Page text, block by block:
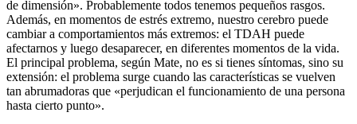
de dimensión». Probablemente todos tenemos pequeños rasgos.
Además, en momentos de estrés extremo, nuestro cerebro puede
cambiar a comportamientos más extremos: el TDAH puede
afectarnos y luego desaparecer, en diferentes momentos de la vida.
El principal problema, según Mate, no es si tienes síntomas, sino su
extensión: el problema surge cuando las características se vuelven
tan abrumadoras que «perjudican el funcionamiento de una persona
hasta cierto punto».